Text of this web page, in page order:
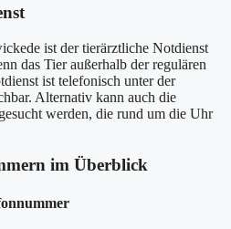
ist der tierärztliche Notdienst
das Tier außerhalb der regulären
ist telefonisch unter der
Alternativ kann auch die
werden, die rund um die Uhr
im Überblick